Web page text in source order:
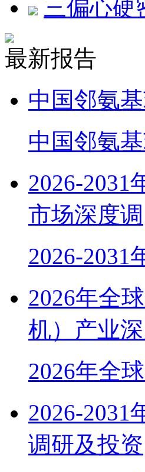
三偏心硬
最新报告
中国邻氨
中国邻氨
2026-2031
市场深度调
2026-2031
2026年全
机）产业
2026年全
2026-2031
调研及投资